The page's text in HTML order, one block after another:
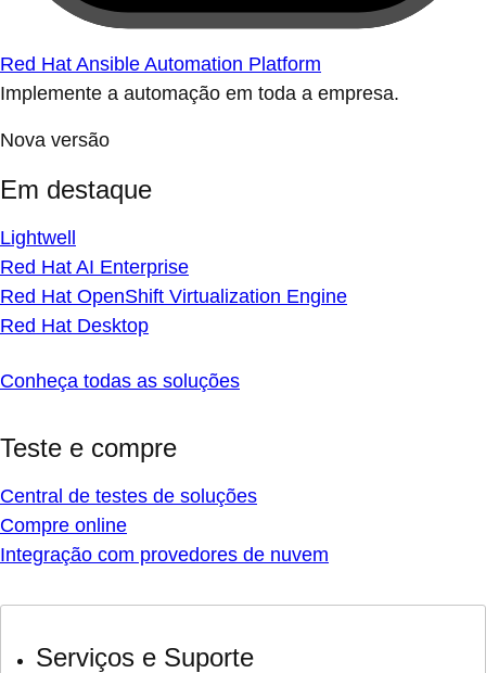
Red Hat Ansible Automation Platform
Implemente a automação em toda a empresa.
Nova versão
Em destaque
Lightwell
Red Hat AI Enterprise
Red Hat OpenShift Virtualization Engine
Red Hat Desktop
Conheça todas as soluções
Teste e compre
Central de testes de soluções
Compre online
Integração com provedores de nuvem
Serviços e Suporte